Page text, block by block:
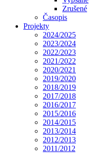
Zrušené
Časopis
Projekty
2024/2025
2023/2024
2022/2023
2021/2022
2020/2021
2019/2020
2018/2019
2017/2018
2016/2017
2015/2016
2014/2015
2013/2014
2012/2013
2011/2012